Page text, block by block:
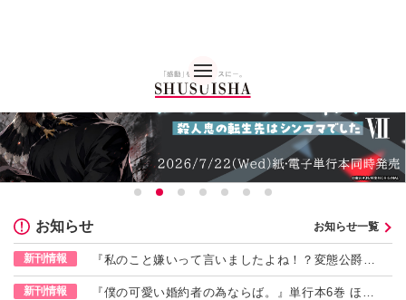
お知らせ お知らせ一覧
新刊情報
『私のこと嫌いって言いましたよね！？変態公爵に
よる困った溺愛結婚生活』単行本9巻 ほか発売！
新刊情報
『僕の可愛い婚約者の為ならば。』単行本6巻 ほか